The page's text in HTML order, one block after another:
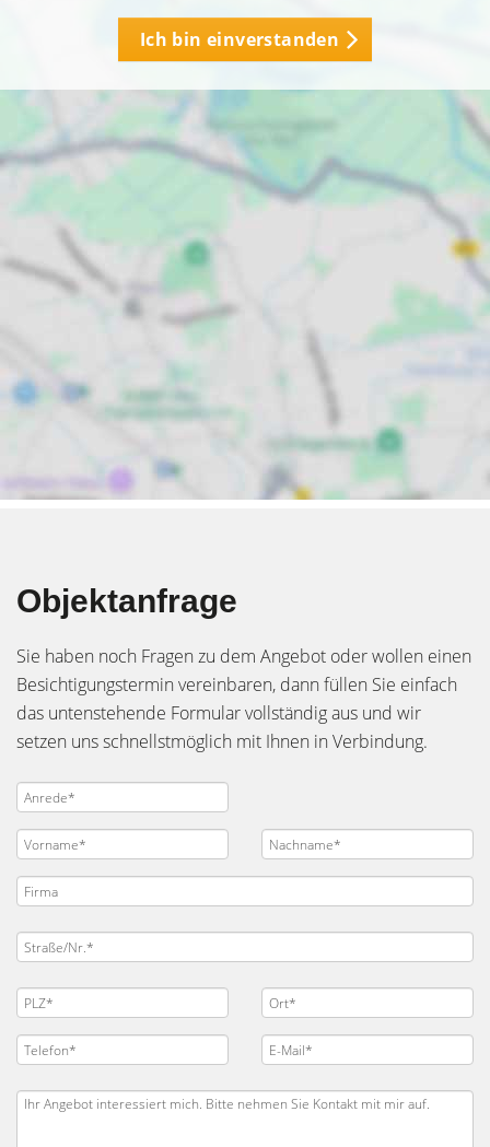
Ich bin einverstanden
Objektanfrage
Sie haben noch Fragen zu dem Angebot oder wollen einen
Besichtigungstermin vereinbaren, dann füllen Sie einfach
das untenstehende Formular vollständig aus und wir
setzen uns schnellstmöglich mit Ihnen in Verbindung.